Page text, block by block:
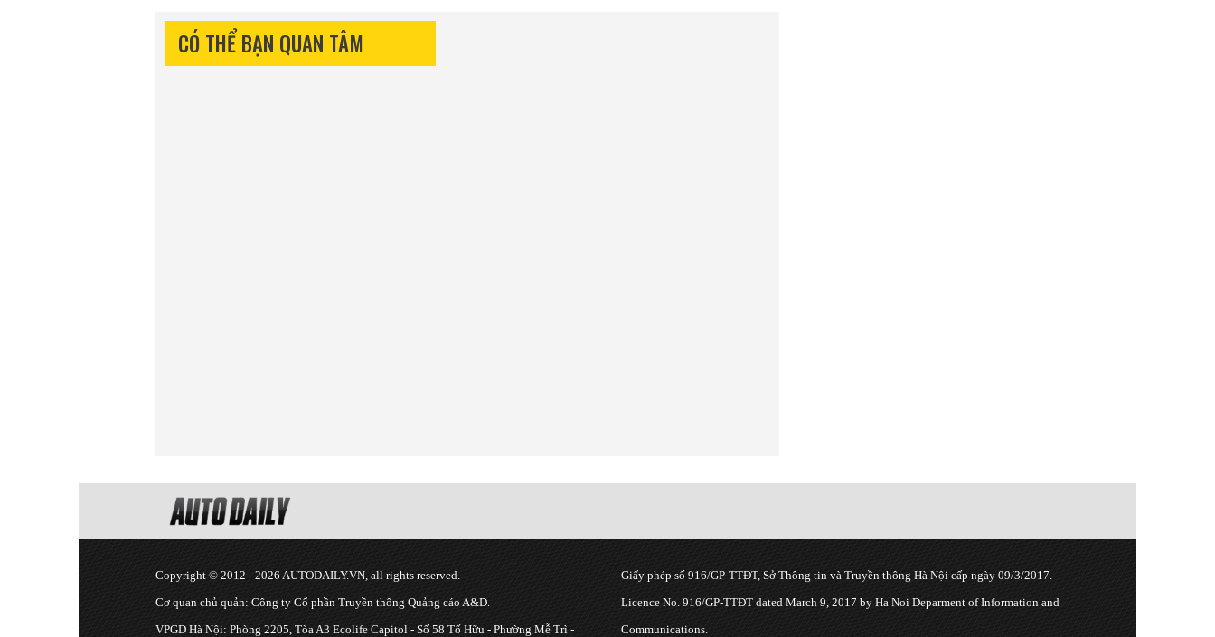
CÓ THỂ BẠN QUAN TÂM
Copyright © 2012 - 2026 AUTODAILY.VN, all rights reserved.
Cơ quan chủ quản: Công ty Cổ phần Truyền thông Quảng cáo A&D.
VPGD Hà Nội: Phòng 2205, Tòa A3 Ecolife Capitol - Số 58 Tố Hữu - Phường Mễ Trì -
Giấy phép số 916/GP-TTĐT, Sở Thông tin và Truyền thông Hà Nội cấp ngày 09/3/2017.
Licence No. 916/GP-TTĐT dated March 9, 2017 by Ha Noi Deparment of Information and
Communications.